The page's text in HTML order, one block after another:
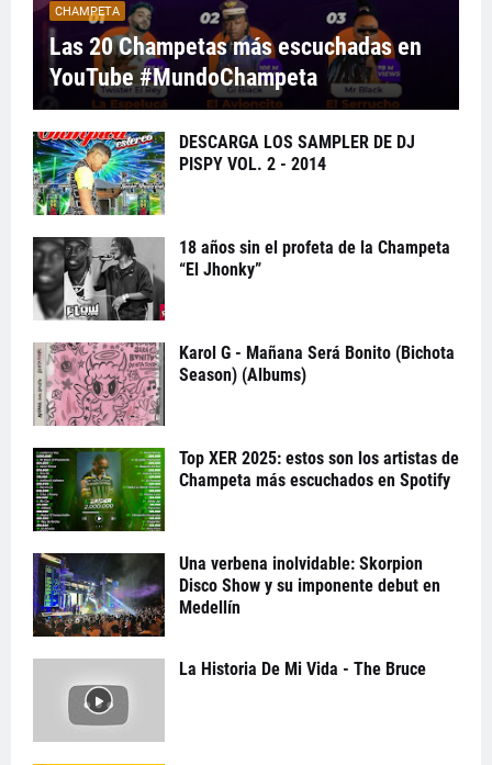
CHAMPETA
Las 20 Champetas más escuchadas en
YouTube #MundoChampeta
DESCARGA LOS SAMPLER DE DJ
PISPY VOL. 2 - 2014
18 años sin el profeta de la Champeta
“El Jhonky”
Karol G - Mañana Será Bonito (Bichota
Season) (Albums)
Top XER 2025: estos son los artistas de
Champeta más escuchados en Spotify
Una verbena inolvidable: Skorpion
Disco Show y su imponente debut en
Medellín
La Historia De Mi Vida - The Bruce